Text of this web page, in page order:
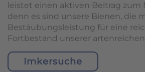
leistet einen aktiven Beitrag zum
denn es sind unsere Bienen, die
Bestäubungsleistung für eine
Fortbestand unserer
Imkersuche